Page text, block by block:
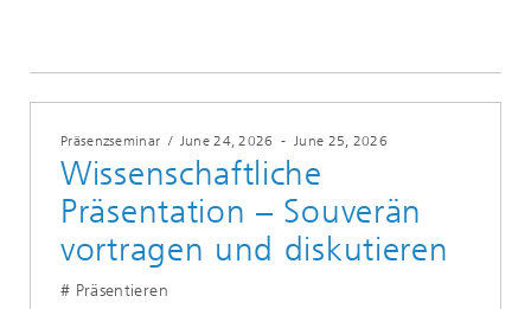
Präsenzseminar / June 24, 2026 -June 25, 2026
Wissenschaftliche
Präsentation – Souverän
vortragen und diskutieren
# Präsentieren